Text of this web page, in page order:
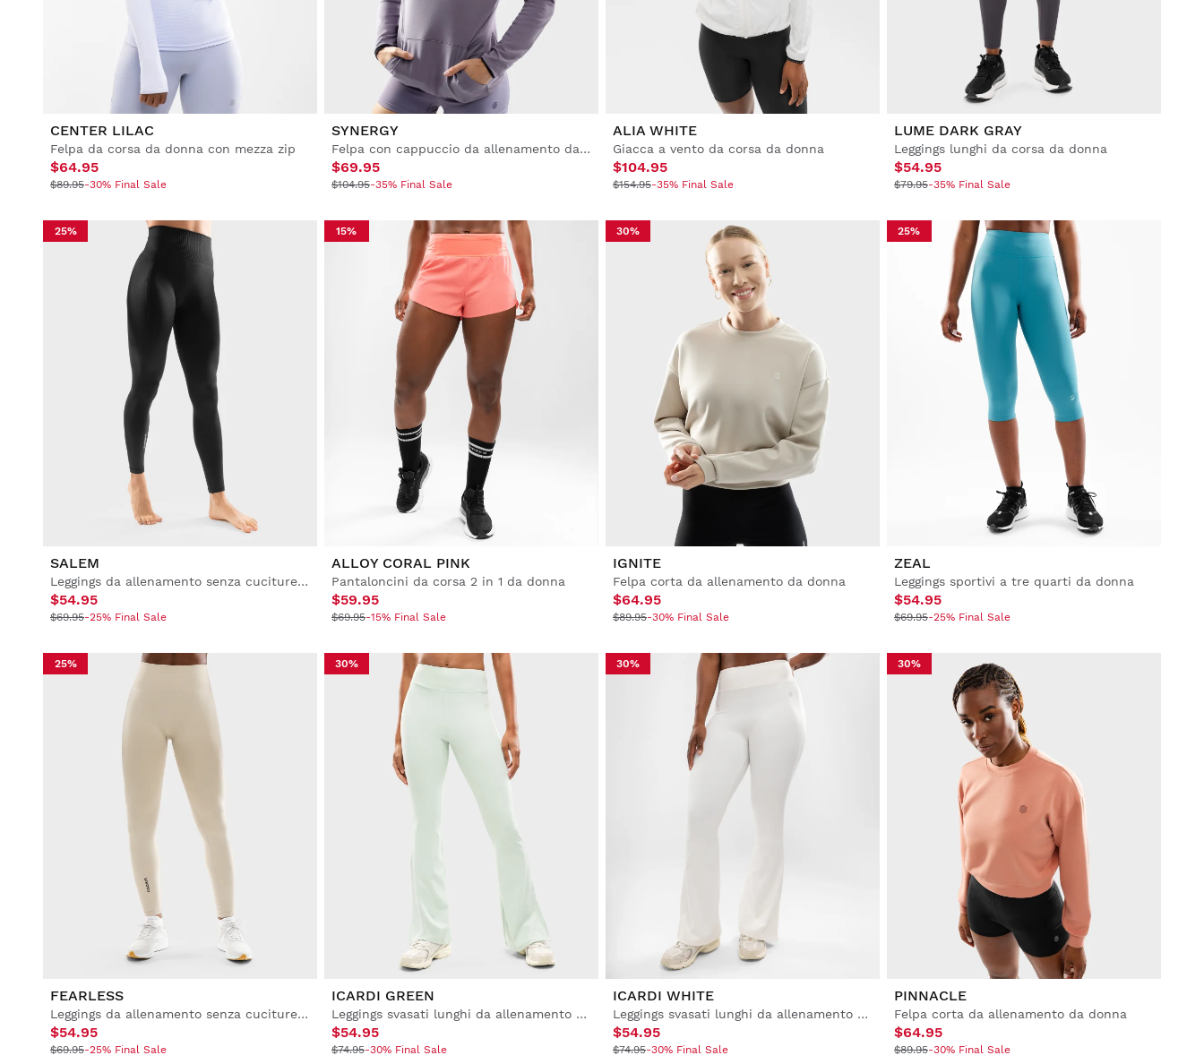
CENTER LILAC
Felpa da corsa da donna con mezza zip
$64.95
$89.95-30% Final Sale
SYNERGY
Felpa con cappuccio da allenamento da donna
$69.95
$104.95-35% Final Sale
ALIA WHITE
Giacca a vento da corsa da donna
$104.95
$154.95-35% Final Sale
LUME DARK GRAY
Leggings lunghi da corsa da donna
$54.95
$79.95-35% Final Sale
25%
SALEM
Leggings da allenamento senza cuciture da donna
$54.95
$69.95-25% Final Sale
15%
ALLOY CORAL PINK
Pantaloncini da corsa 2 in 1 da donna
$59.95
$69.95-15% Final Sale
30%
IGNITE
Felpa corta da allenamento da donna
$64.95
$89.95-30% Final Sale
25%
ZEAL
Leggings sportivi a tre quarti da donna
$54.95
$69.95-25% Final Sale
25%
FEARLESS
Leggings da allenamento senza cuciture da donna
$54.95
$69.95-25% Final Sale
30%
ICARDI GREEN
Leggings svasati lunghi da allenamento da donna
$54.95
$74.95-30% Final Sale
30%
ICARDI WHITE
Leggings svasati lunghi da allenamento da donna
$54.95
$74.95-30% Final Sale
30%
PINNACLE
Felpa corta da allenamento da donna
$64.95
$89.95-30% Final Sale